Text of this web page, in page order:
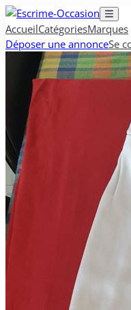
AccueilCatégoriesMarques
Déposer une annonceSe